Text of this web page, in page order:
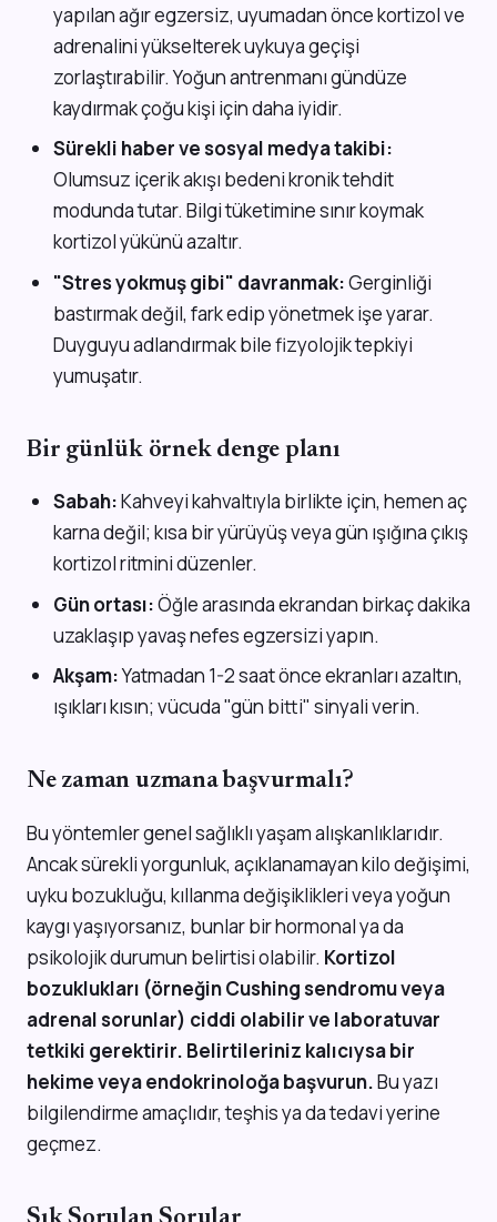
yapılan ağır egzersiz, uyumadan önce kortizol ve
adrenalini yükselterek uykuya geçişi
zorlaştırabilir. Yoğun antrenmanı gündüze
kaydırmak çoğu kişi için daha iyidir.
Sürekli haber ve sosyal medya takibi:
Olumsuz içerik akışı bedeni kronik tehdit
modunda tutar. Bilgi tüketimine sınır koymak
kortizol yükünü azaltır.
"Stres yokmuş gibi" davranmak:Gerginliği
bastırmak değil, fark edip yönetmek işe yarar.
Duyguyu adlandırmak bile fizyolojik tepkiyi
yumuşatır.
Bir günlük örnek denge planı
Sabah:Kahveyi kahvaltıyla birlikte için, hemen aç
karna değil; kısa bir yürüyüş veya gün ışığına çıkış
kortizol ritmini düzenler.
Gün ortası:Öğle arasında ekrandan birkaç dakika
uzaklaşıp yavaş nefes egzersizi yapın.
Akşam:Yatmadan 1-2 saat önce ekranları azaltın,
ışıkları kısın; vücuda "gün bitti" sinyali verin.
Ne zaman uzmana başvurmalı?
Bu yöntemler genel sağlıklı yaşam alışkanlıklarıdır.
Ancak sürekli yorgunluk, açıklanamayan kilo değişimi,
uyku bozukluğu, kıllanma değişiklikleri veya yoğun
kaygı yaşıyorsanız, bunlar bir hormonal ya da
psikolojik durumun belirtisi olabilir. Kortizol
bozuklukları (örneğin Cushing sendromu veya
adrenal sorunlar) ciddi olabilir ve laboratuvar
tetkiki gerektirir. Belirtileriniz kalıcıysa bir
hekime veya endokrinoloğa başvurun.Bu yazı
bilgilendirme amaçlıdır, teşhis ya da tedavi yerine
geçmez.